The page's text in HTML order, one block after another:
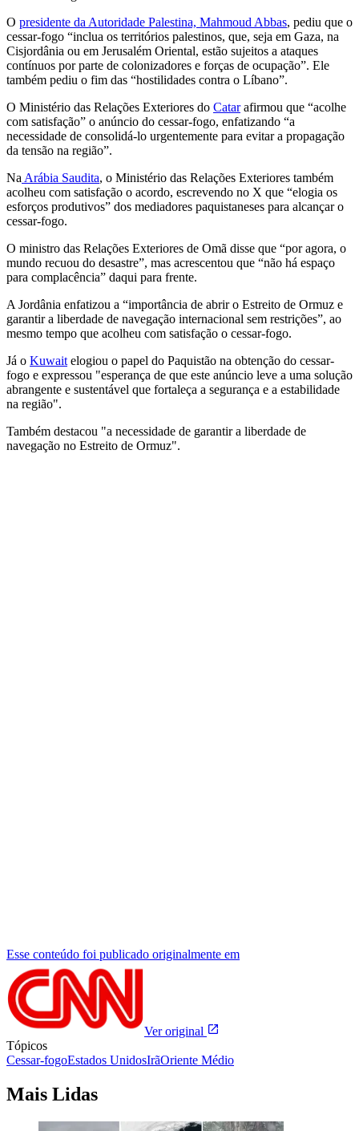
O presidente da Autoridade Palestina, Mahmoud Abbas, pediu que o
cessar-fogo “inclua os territórios palestinos, que, seja em Gaza, na
Cisjordânia ou em Jerusalém Oriental, estão sujeitos a ataques
contínuos por parte de colonizadores e forças de ocupação”. Ele
também pediu o fim das “hostilidades contra o Líbano”.
O Ministério das Relações Exteriores do Catarafirmou que “acolhe
com satisfação” o anúncio do cessar-fogo, enfatizando “a
necessidade de consolidá-lo urgentemente para evitar a propagação
da tensão na região”.
Na Arábia Saudita, o Ministério das Relações Exteriores também
acolheu com satisfação o acordo, escrevendo no X que “elogia os
esforços produtivos” dos mediadores paquistaneses para alcançar o
cessar-fogo.
O ministro das Relações Exteriores de Omã disse que “por agora, o
mundo recuou do desastre”, mas acrescentou que “não há espaço
para complacência” daqui para frente.
A Jordânia enfatizou a “importância de abrir o Estreito de Ormuz e
garantir a liberdade de navegação internacional sem restrições”, ao
mesmo tempo que acolheu com satisfação o cessar-fogo.
Já o Kuwait elogiou o papel do Paquistão na obtenção do cessar-
fogo e expressou "esperança de que este anúncio leve a uma solução
abrangente e sustentável que fortaleça a segurança e a estabilidade
na região".
Também destacou "a necessidade de garantir a liberdade de
navegação no Estreito de Ormuz".
Esse conteúdo foi publicado originalmente em
Ver original
Tópicos
Cessar-fogoEstados UnidosIrãOriente Médio
Mais Lidas